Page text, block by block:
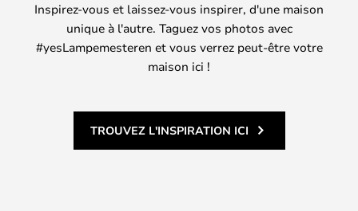
Inspirez-vous et laissez-vous inspirer, d'une maison
unique à l'autre. Taguez vos photos avec
#yesLampemesteren et vous verrez peut-être votre
maison ici !
TROUVEZ L'INSPIRATION ICI